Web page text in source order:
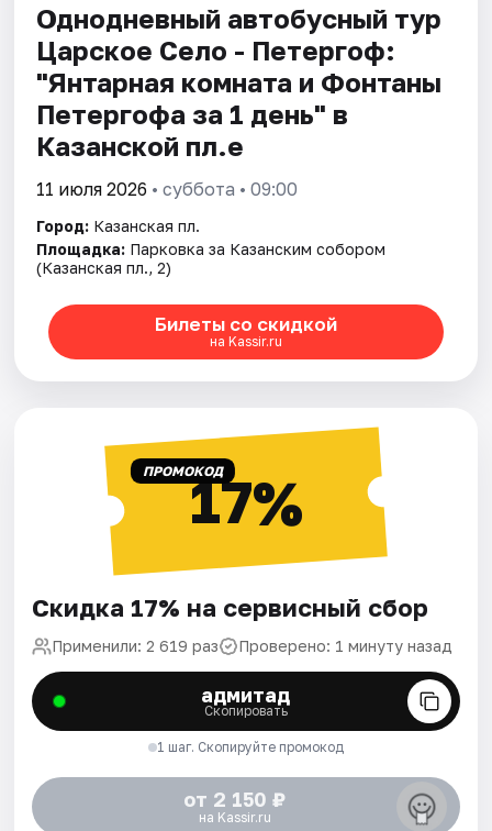
Однодневный автобусный тур
Царское Село - Петергоф:
"Янтарная комната и Фонтаны
Петергофа за 1 день" в
Казанской пл.е
11 июля 2026 • суббота • 09:00
Город: Казанская пл.
Площадка: Парковка за Казанским собором
(Казанская пл., 2)
Билеты со скидкой
на Kassir.ru
ПРОМОКОД17%
Скидка 17% на сервисный сбор
Применили: 2 619 раз Проверено: 1 минуту назад
адмитад
Скопировать
1 шаг. Скопируйте промокод
от 2 150 ₽
на Kassir.ru